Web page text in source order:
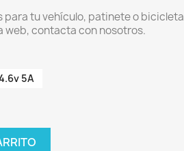
para tu vehículo, patinete o bicicleta
web, contacta con nosotros.
5A